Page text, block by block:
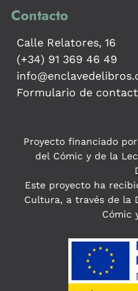
Contacto
Calle Relatores, 16
(+34) 91 369 46 49
Formulario de
Proyecto financiado
del Cómic y de la
Este proyecto ha
Cultura, a través de la
Cómic